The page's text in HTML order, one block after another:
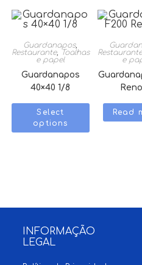
Guardanapos,
Restaurante, Toalhas
e papel
Guardanapos
40×40 1/8
Select
options
Restaurante
e
Read
INFORMAÇÃO
LEGAL